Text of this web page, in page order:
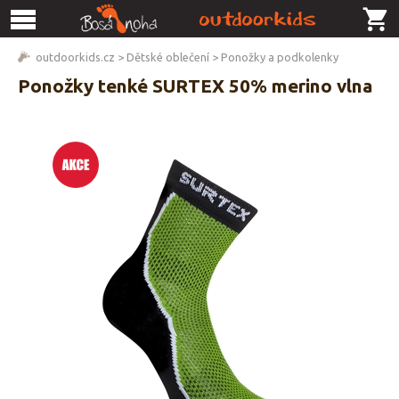
outdoorkids.cz > Dětské oblečení > Ponožky a podkolenky
Ponožky tenké SURTEX 50% merino vlna